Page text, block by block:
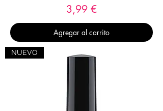
Precio
3,99 €
Agregar al carrito
NUEVO